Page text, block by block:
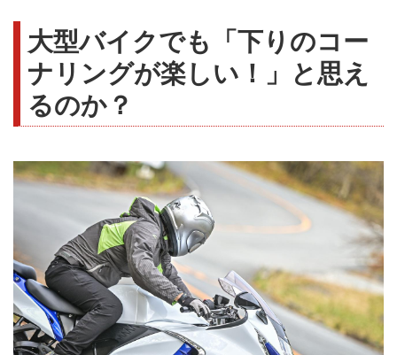
大型バイクでも「下りのコー
ナリングが楽しい！」と思え
るのか？